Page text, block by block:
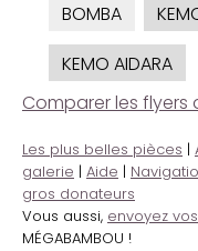
BOMBA
KEMO AIDARA
Comparer les flyers
Les plus belles pièces |
galerie | Aide |
gros donateurs
Vous aussi, envoyez
MÉGABAMBOU !